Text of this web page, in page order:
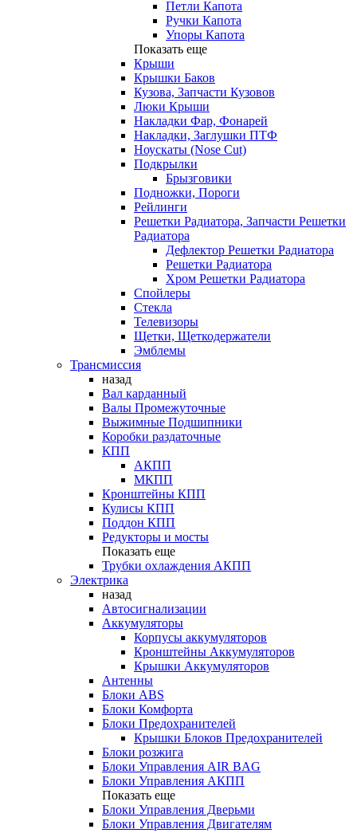
Петли Капота
Ручки Капота
Упоры Капота
Показать еще
Крыши
Крышки Баков
Кузова, Запчасти Кузовов
Люки Крыши
Накладки Фар, Фонарей
Накладки, Заглушки ПТФ
Ноускаты (Nose Cut)
Подкрылки
Брызговики
Подножки, Пороги
Рейлинги
Решетки Радиатора, Запчасти Решетки
Радиатора
Дефлектор Решетки Радиатора
Решетки Радиатора
Хром Решетки Радиатора
Спойлеры
Стекла
Телевизоры
Щетки, Щеткодержатели
Эмблемы
Трансмиссия
назад
Вал карданный
Валы Промежуточные
Выжимные Подшипники
Коробки раздаточные
КПП
АКПП
МКПП
Кронштейны КПП
Кулисы КПП
Поддон КПП
Редукторы и мосты
Показать еще
Трубки охлаждения АКПП
Электрика
назад
Автосигнализации
Аккумуляторы
Корпусы аккумуляторов
Кронштейны Аккумуляторов
Крышки Аккумуляторов
Антенны
Блоки ABS
Блоки Комфорта
Блоки Предохранителей
Крышки Блоков Предохранителей
Блоки розжига
Блоки Управления AIR BAG
Блоки Управления АКПП
Показать еще
Блоки Управления Дверьми
Блоки Управления Двигателям